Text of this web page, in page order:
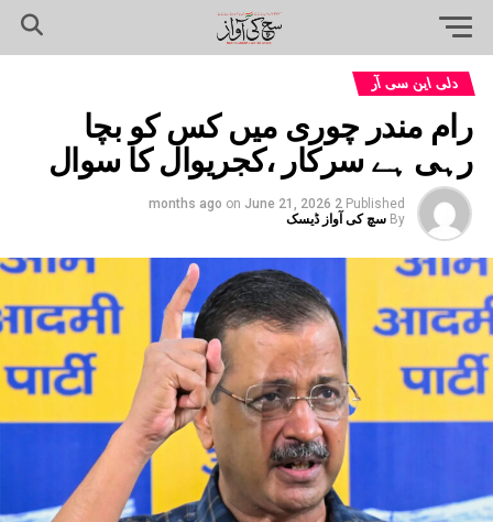
دلی این سی آر
رام مندر چوری میں کس کو بچا
رہی ہے سرکار ،کجریوال کا سوال
Published
2 months ago
on June 21, 2026
By سچ کی آواز ڈیسک